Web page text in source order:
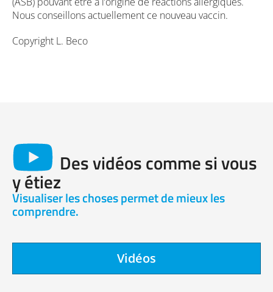
Nous conseillons actuellement ce nouveau vaccin.
Copyright L. Beco
Des vidéos comme si vous
y étiez
Visualiser les choses permet de mieux les
comprendre.
Vidéos